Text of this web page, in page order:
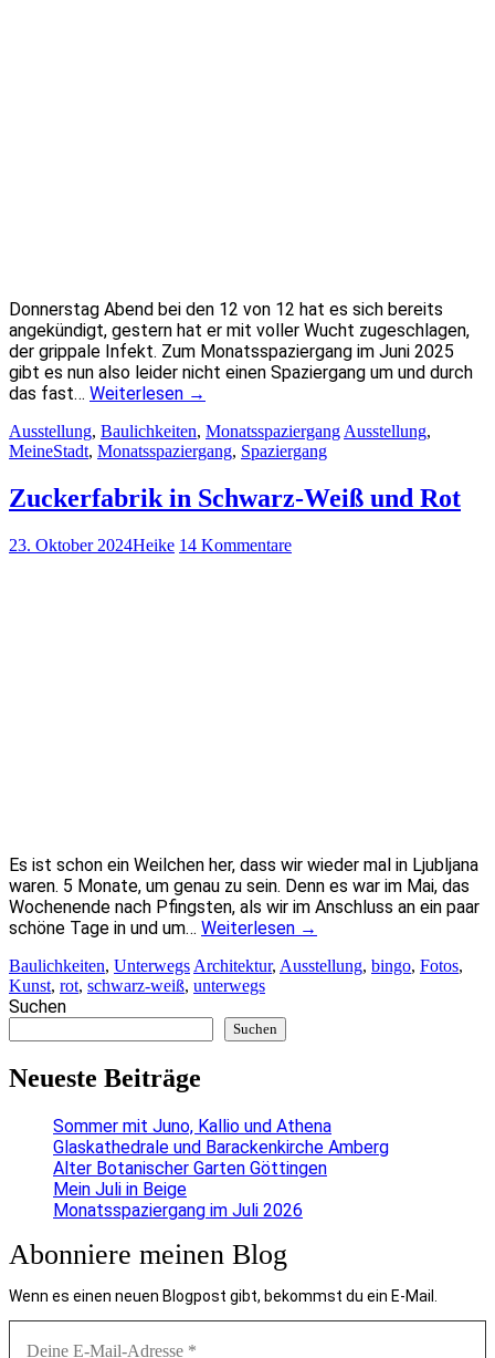
Donnerstag Abend bei den 12 von 12 hat es sich bereits
angekündigt, gestern hat er mit voller Wucht zugeschlagen,
der grippale Infekt. Zum Monatsspaziergang im Juni 2025
gibt es nun also leider nicht einen Spaziergang um und durch
das fast… Weiterlesen →
Ausstellung, Baulichkeiten, Monatsspaziergang Ausstellung,
MeineStadt, Monatsspaziergang, Spaziergang
Zuckerfabrik in Schwarz-Weiß und Rot
23. Oktober 2024Heike 14 Kommentare
Es ist schon ein Weilchen her, dass wir wieder mal in Ljubljana
waren. 5 Monate, um genau zu sein. Denn es war im Mai, das
Wochenende nach Pfingsten, als wir im Anschluss an ein paar
schöne Tage in und um… Weiterlesen →
Baulichkeiten, Unterwegs Architektur, Ausstellung, bingo, Fotos,
Kunst, rot, schwarz-weiß, unterwegs
Suchen
Suchen
Neueste Beiträge
Sommer mit Juno, Kallio und Athena
Glaskathedrale und Barackenkirche Amberg
Alter Botanischer Garten Göttingen
Mein Juli in Beige
Monatsspaziergang im Juli 2026
Abonniere meinen Blog
Wenn es einen neuen Blogpost gibt, bekommst du ein E-Mail.